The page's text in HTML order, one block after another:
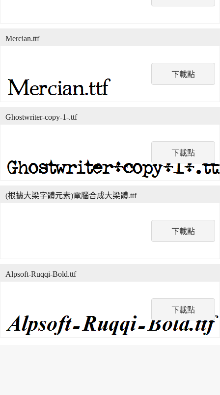
下載點
Mercian.ttf
下載點
Ghostwriter-copy-1-.ttf
下載點
(根據大梁字體元素)電腦合成大梁體.ttf
下載點
Alpsoft-Ruqqi-Bold.ttf